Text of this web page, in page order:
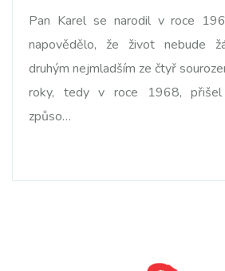
Pan Karel se narodil v roce
napovědělo, že život nebude
druhým nejmladším ze čtyř
roky, tedy v roce 1968, přišel
způso…